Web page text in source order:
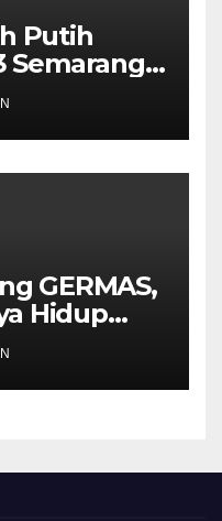
Putih
Semarang,
Desa
RI
GERMAS,
Hidup
Pabelan